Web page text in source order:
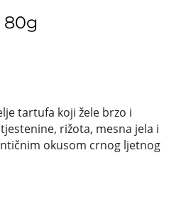
tartufa koji žele brzo i
rižota, mesna jela i
okusom crnog ljetnog